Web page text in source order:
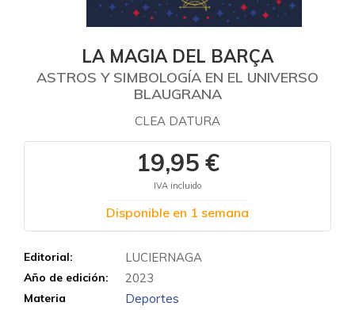
LA MAGIA DEL BARÇA
ASTROS Y SIMBOLOGÍA EN EL UNIVERSO
BLAUGRANA
CLEA DATURA
19,95 €
IVA incluido
Disponible en 1 semana
Editorial: LUCIERNAGA
Año de edición: 2023
Materia Deportes